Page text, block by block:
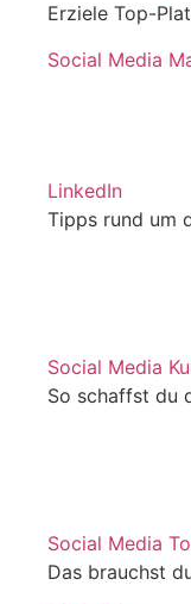
Erziele Top-
Social Media
LinkedIn
Tipps rund um
Social Media
So schaffst du
Social Media
Das brauchst